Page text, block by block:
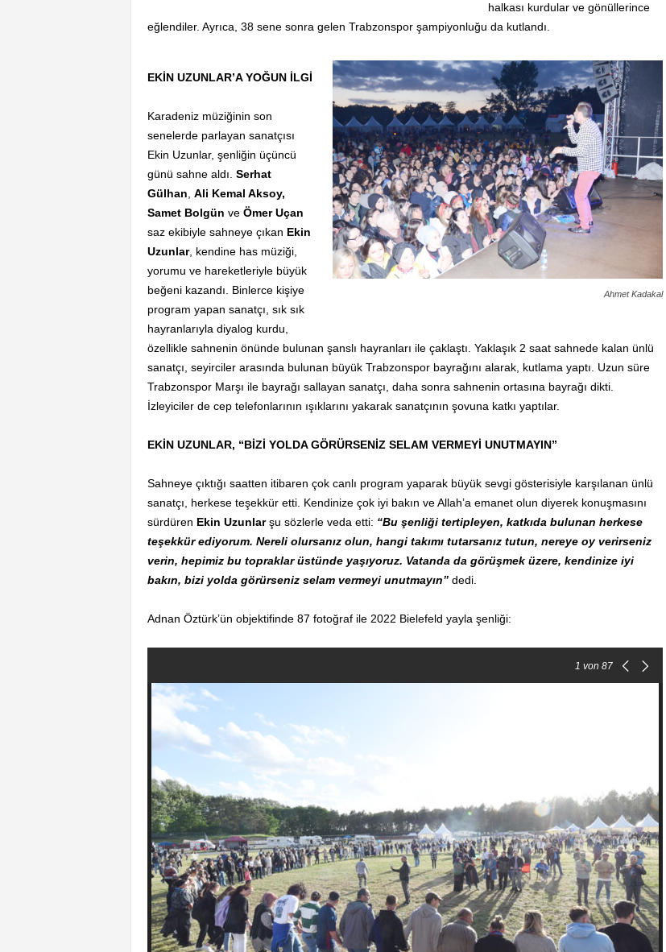
halkası kurdular ve gönüllerince
eğlendiler. Ayrıca, 38 sene sonra gelen Trabzonspor şampiyonluğu da kutlandı.
Ahmet Kadakal
EKİN UZUNLAR’A YOĞUN İLGİ
Karadeniz müziğinin son
senelerde parlayan sanatçısı
Ekin Uzunlar, şenliğin üçüncü
günü sahne aldı. Serhat
Gülhan Ali Kemal Aksoy,
Samet Bolgün veÖmer Uçan
saz ekibiyle sahneye çıkan Ekin
Uzunlar, kendine has müziği,
yorumu ve hareketleriyle büyük
beğeni kazandı. Binlerce kişiye
program yapan sanatçı, sık sık
hayranlarıyla diyalog kurdu,
özellikle sahnenin önünde bulunan şanslı hayranları ile çaklaştı. Yaklaşık 2 saat sahnede kalan ünlü
sanatçı, seyirciler arasında bulunan büyük Trabzonspor bayrağını alarak, kutlama yaptı. Uzun süre
Trabzonspor Marşı ile bayrağı sallayan sanatçı, daha sonra sahnenin ortasına bayrağı dikti.
İzleyiciler de cep telefonlarının ışıklarını yakarak sanatçının şovuna katkı yaptılar.
EKİN UZUNLAR, “BİZİ YOLDA GÖRÜRSENİZ SELAM VERMEYİ UNUTMAYIN”
Sahneye çıktığı saatten itibaren çok canlı program yaparak büyük sevgi gösterisiyle karşılanan ünlü
sanatçı, herkese teşekkür etti. Kendinize çok iyi bakın ve Allah’a emanet olun diyerek konuşmasını
sürdüren Ekin Uzunlarşu sözlerle veda etti: “Bu şenliği tertipleyen, katkıda bulunan herkese
teşekkür ediyorum. Nereli olursanız olun, hangi takımı tutarsanız tutun, nereye oy verirseniz
verin, hepimiz bu topraklar üstünde yaşıyoruz. Vatanda da görüşmek üzere, kendinize iyi
bakın, bizi yolda görürseniz selam vermeyi unutmayın” dedi.
Adnan Öztürk’ün objektifinde 87 fotoğraf ile 2022 Bielefeld yayla şenliği:
1 von 87